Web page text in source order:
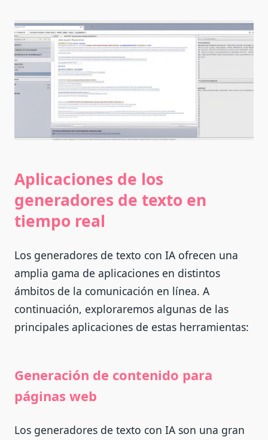
Aplicaciones de los
generadores de texto en
tiempo real
Los generadores de texto con IA ofrecen una
amplia gama de aplicaciones en distintos
ámbitos de la comunicación en línea. A
continuación, exploraremos algunas de las
principales aplicaciones de estas herramientas:
Generación de contenido para
páginas web
Los generadores de texto con IA son una gran